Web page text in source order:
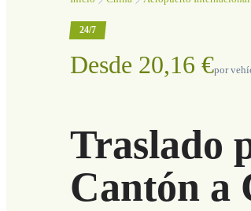
24/7
Desde 20,16 €por
Traslado
Cantón a